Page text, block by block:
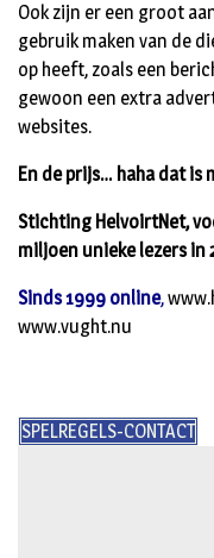
Ook zijn er een groot
gebruik maken van de
op heeft, zoals een
gewoon een extra
websites.
En de prijs… haha dat is
Stichting HelvoirtNet,
miljoen unieke lezers in
Sinds 1999 online,
www.vught.nu
SPELREGELS-CONTACT